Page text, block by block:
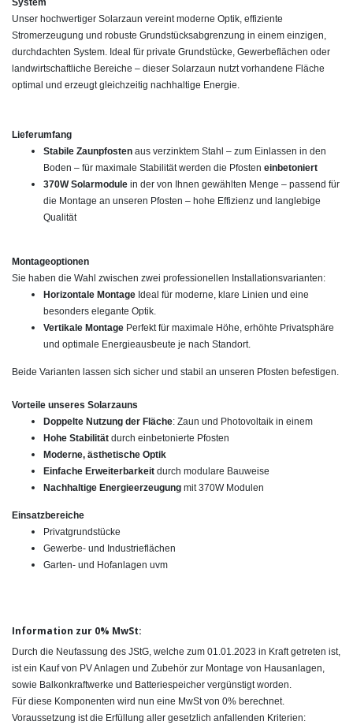
System
Unser hochwertiger Solarzaun vereint moderne Optik, effiziente
Stromerzeugung und robuste Grundstücksabgrenzung in einem einzigen,
durchdachten System. Ideal für private Grundstücke, Gewerbeflächen oder
landwirtschaftliche Bereiche – dieser Solarzaun nutzt vorhandene Fläche
optimal und erzeugt gleichzeitig nachhaltige Energie.
Lieferumfang
Stabile Zaunpfosten aus verzinktem Stahl – zum Einlassen in den
Boden – für maximale Stabilität werden die Pfosten einbetoniert
370W Solarmodule in der von Ihnen gewählten Menge – passend für
die Montage an unseren Pfosten – hohe Effizienz und langlebige
Qualität
Montageoptionen
Sie haben die Wahl zwischen zwei professionellen Installationsvarianten:
Horizontale Montage Ideal für moderne, klare Linien und eine
besonders elegante Optik.
Vertikale Montage Perfekt für maximale Höhe, erhöhte Privatsphäre
und optimale Energieausbeute je nach Standort.
Beide Varianten lassen sich sicher und stabil an unseren Pfosten befestigen.
Vorteile unseres Solarzauns
Doppelte Nutzung der Fläche: Zaun und Photovoltaik in einem
Hohe Stabilität durch einbetonierte Pfosten
Moderne, ästhetische Optik
Einfache Erweiterbarkeit durch modulare Bauweise
Nachhaltige Energieerzeugung mit 370W Modulen
Einsatzbereiche
Privatgrundstücke
Gewerbe- und Industrieflächen
Garten- und Hofanlagen uvm
Information zur 0% MwSt:
Durch die Neufassung des JStG, welche zum 01.01.2023 in Kraft getreten ist,
ist ein Kauf von PV Anlagen und Zubehör zur Montage von Hausanlagen,
sowie Balkonkraftwerke und Batteriespeicher vergünstigt worden.
Für diese Komponenten wird nun eine MwSt von 0% berechnet.
Voraussetzung ist die Erfüllung aller gesetzlich anfallenden Kriterien: